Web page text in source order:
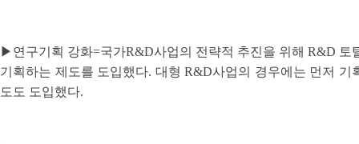
▶연구기획 강화=국가R&D사업의 전략적 추진을 위해 R&D 토
기획하는 제도를 도입했다. 대형 R&D사업의 경우에는 먼저
도도 도입했다.